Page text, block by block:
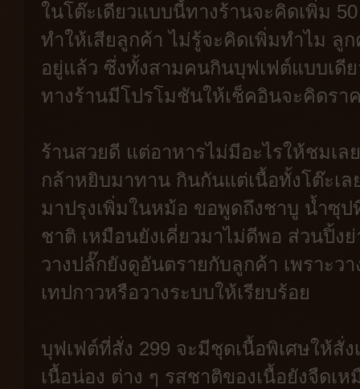
ในโต๊ะเดียวแบบนี้ทางร้านจะคิดเพิ่ม
ทำให้เสียลูกค้า ไม่รู้จะคิดเพิ่มทำไม
อยู่แล้ว ซึ่งทั้งสามคนกินบุฟเฟต์แบบเดี
ทางร้านมีโปรโมชันให้เช็คอินจะคิดรา
ร้านสวยดี แต่อาหารไม่มีอะไรให้ชมเ
กล้าหยิบมาทาน กินกันแต่เนื้อทั้งโต๊ะเ
มาปรุงเพิ่มในหม้อ ขอพูดถึงชาบู น้ำซุ
ชาติ เหมือนยังเคี่ยวมาไม่ดีพอ ส่วนปิ้ง
วางปลั๊กยังดูอันตรายกับลูกค้า เพราะว
เทปกาวหรือวางระบบให้เรียบร้อย
บุฟเฟต์ที่สั่ง 299 จะมีชุดเนื้อพิเศษให้สั่ง
เนื้อน่อง ต่าง ๆ รสชาติของเนื้อยังจืดเ